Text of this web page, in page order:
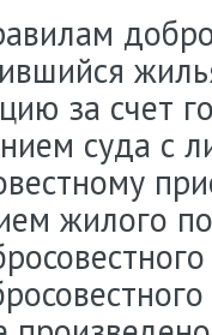
за счет
суда с
жилого